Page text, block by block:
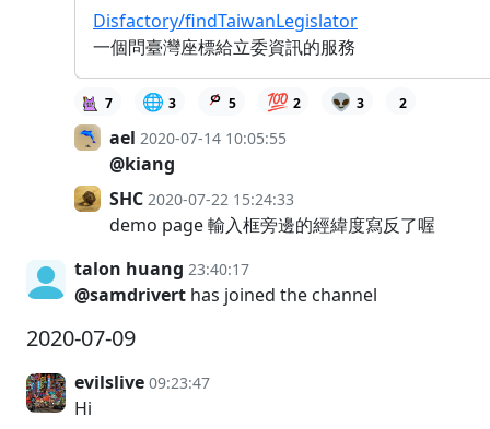
Disfactory/findTaiwanLegislator
一個問臺灣座標給立委資訊的服務
7 🌐 3 5 💯 2 👽 3 2
ael 2020-07-14 10:05:55
@kiang
SHC 2020-07-22 15:24:33
demo page 輸入框旁邊的經緯度寫反了喔
talon huang 23:40:17
@samdrivert has joined the channel
2020-07-09
evilslive 09:23:47
Hi